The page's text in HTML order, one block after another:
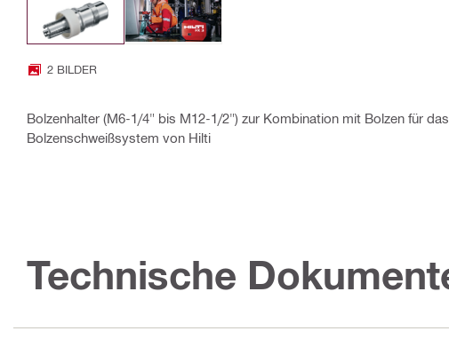
2 BILDER
Bolzenhalter (M6-1/4" bis M12-1/2") zur Kombination mit Bolzen für
Bolzenschweißsystem von Hilti
Technische